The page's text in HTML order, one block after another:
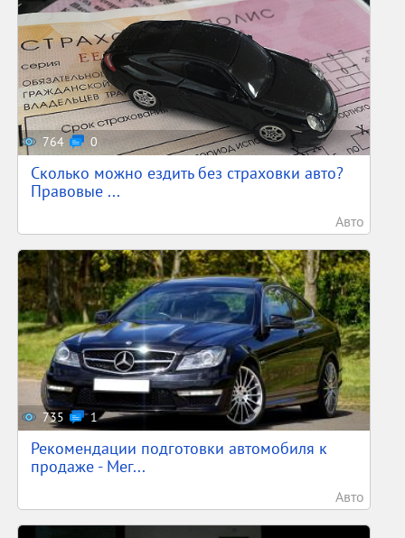
764 0
Сколько можно ездить без страховки авто?
Правовые ...
Авто
735 1
Рекомендации подготовки автомобиля к
продаже - Мег...
Авто